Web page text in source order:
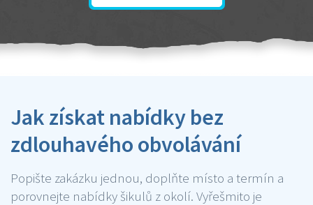
Jak získat nabídky bez
zdlouhavého obvolávání
Popište zakázku jednou, doplňte místo a termín a
porovnejte nabídky šikulů z okolí. Vyřešmito je